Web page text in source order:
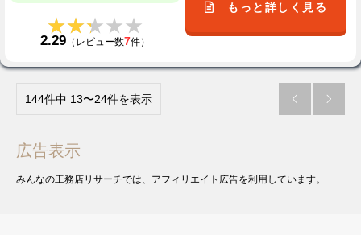
★★★★★
★★★★★
2.29 （レビュー数7件）
もっと詳しく見る
144件中 13〜24件を表示  
広告表示
みんなの工務店リサーチでは、アフィリエイト広告を利用しています。